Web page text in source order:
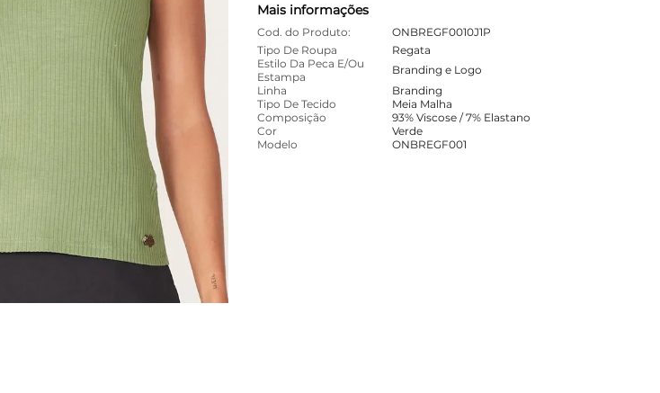
Mais informações
Cod. do Produto:
ONBREGF0010J1P
Tipo De Roupa
Regata
Estilo Da Peca E/Ou
Estampa
Branding e Logo
Linha
Branding
Tipo De Tecido
Meia Malha
Composição
93% Viscose / 7% Elastano
Cor
Verde
Modelo
ONBREGF001